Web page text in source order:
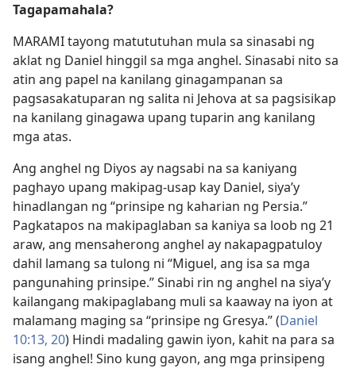
Tagapamahala?
MARAMI tayong matututuhan mula sa sinasabi ng
aklat ng Daniel hinggil sa mga anghel. Sinasabi nito sa
atin ang papel na kanilang ginagampanan sa
pagsasakatuparan ng salita ni Jehova at sa pagsisikap
na kanilang ginagawa upang tuparin ang kanilang
mga atas.
Ang anghel ng Diyos ay nagsabi na sa kaniyang
paghayo upang makipag-usap kay Daniel, siya’y
hinadlangan ng “prinsipe ng kaharian ng Persia.”
Pagkatapos na makipaglaban sa kaniya sa loob ng 21
araw, ang mensaherong anghel ay nakapagpatuloy
dahil lamang sa tulong ni “Miguel, ang isa sa mga
pangunahing prinsipe.” Sinabi rin ng anghel na siya’y
kailangang makipaglabang muli sa kaaway na iyon at
malamang maging sa “prinsipe ng Gresya.” (Daniel
10:13, 20) Hindi madaling gawin iyon, kahit na para sa
isang anghel! Sino kung gayon, ang mga prinsipeng